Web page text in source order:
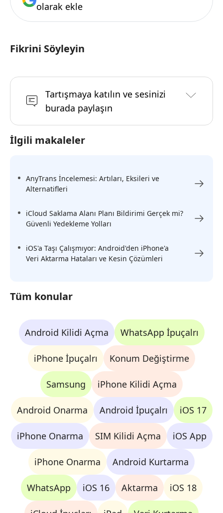
olarak ekle
Fikrini Söyleyin
Tartışmaya katılın ve sesinizi
burada paylaşın
İlgili makaleler
AnyTrans İncelemesi: Artıları, Eksileri ve
Alternatifleri
iCloud Saklama Alanı Planı Bildirimi Gerçek mi?
Güvenli Yedekleme Yolları
iOS'a Taşı Çalışmıyor: Android'den iPhone'a
Veri Aktarma Hataları ve Kesin Çözümleri
Tüm konular
Android Kilidi Açma WhatsApp İpuçalrı
iPhone İpuçalrı Konum Değiştirme
Samsung iPhone Kilidi Açma
Android Onarma Android İpuçalrı iOS 17
iPhone Onarma SIM Kilidi Açma iOS App
iPhone Onarma Android Kurtarma
WhatsApp iOS 16 Aktarma iOS 18